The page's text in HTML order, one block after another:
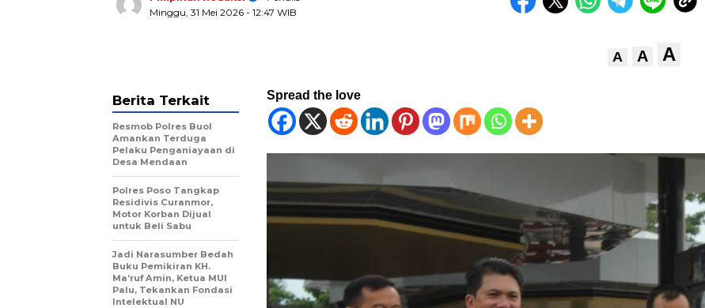
Minggu, 31 Mei 2026 - 12:47 WIB
A A A
Spread the love
Berita Terkait
Resmob Polres Buol
Amankan Terduga
Pelaku Penganiayaan di
Desa Mendaan
Polres Poso Tangkap
Residivis Curanmor,
Motor Korban Dijual
untuk Beli Sabu
Jadi Narasumber Bedah
Buku Pemikiran KH.
Ma’ruf Amin, Ketua MUI
Palu, Tekankan Fondasi
Intelektual NU